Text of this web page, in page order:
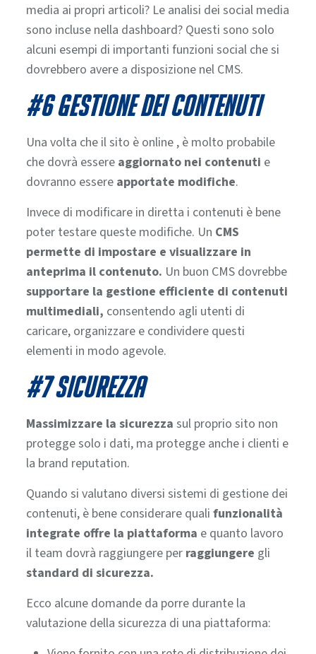
media ai propri articoli? Le analisi dei social media
sono incluse nella dashboard? Questi sono solo
alcuni esempi di importanti funzioni social che si
dovrebbero avere a disposizione nel CMS.
#6 GESTIONE DEI CONTENUTI
Una volta che il sito è online , è molto probabile
che dovrà essere aggiornato nei contenuti e
dovranno essere apportate modifiche.
Invece di modificare in diretta i contenuti è bene
poter testare queste modifiche. Un CMS
permette di impostare e visualizzare in
anteprima il contenuto. Un buon CMS dovrebbe
supportare la gestione efficiente di contenuti
multimediali, consentendo agli utenti di
caricare, organizzare e condividere questi
elementi in modo agevole.
#7 SICUREZZA
Massimizzare la sicurezza sul proprio sito non
protegge solo i dati, ma protegge anche i clienti e
la brand reputation.
Quando si valutano diversi sistemi di gestione dei
contenuti, è bene considerare quali funzionalità
integrate offre la piattaforma e quanto lavoro
il team dovrà raggiungere perraggiungere gli
standard di sicurezza.
Ecco alcune domande da porre durante la
valutazione della sicurezza di una piattaforma: